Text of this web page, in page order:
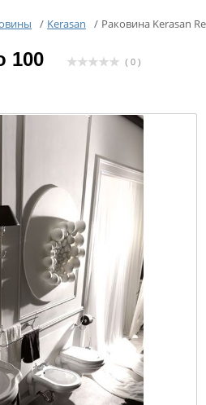
/ Kerasan / Раковина Kerasan
100 ( 0 )